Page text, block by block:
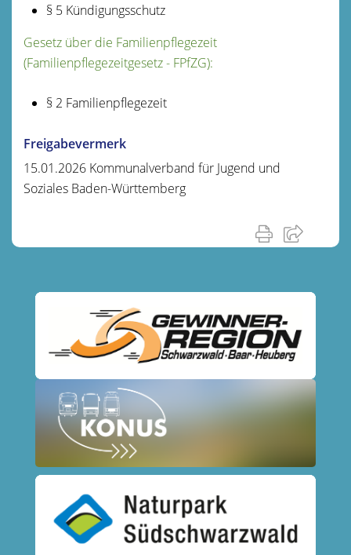
§ 5 Kündigungsschutz
Gesetz über die Familienpflegezeit
(Familienpflegezeitgesetz - FPfZG):
§ 2 Familienpflegezeit
Freigabevermerk
15.01.2026 Kommunalverband für Jugend und
Soziales Baden-Württemberg